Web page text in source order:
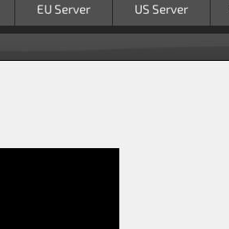
EU Server US Server